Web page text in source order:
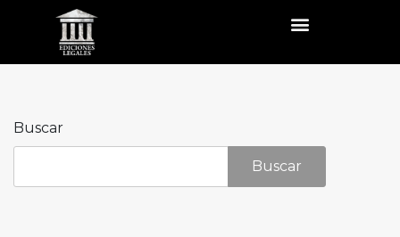
Buscar
Buscar